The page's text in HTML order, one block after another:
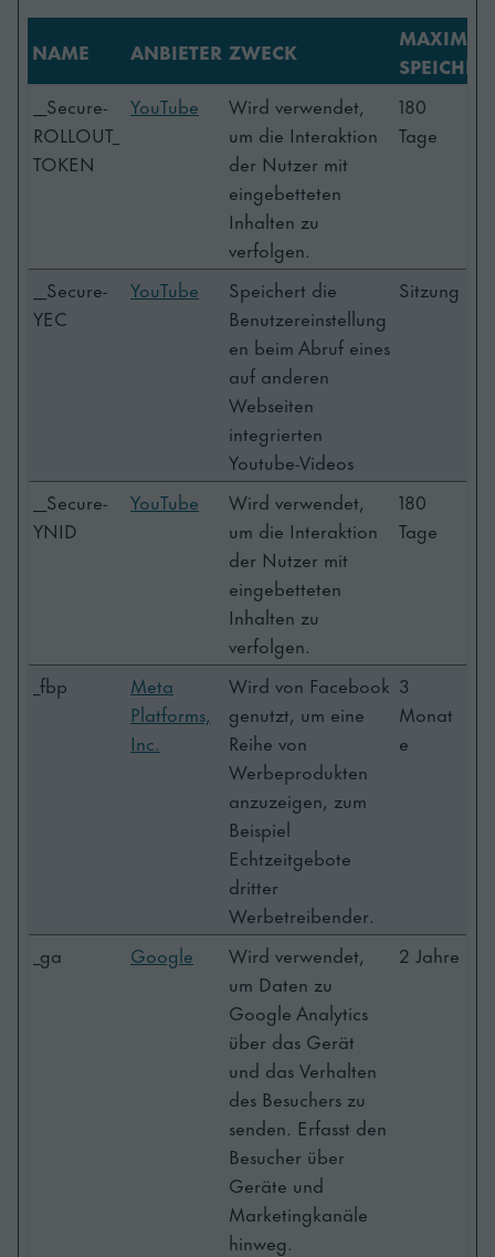
NAME ANBIETER ZWECK
__Secure-
ROLLOUT_
TOKEN
YouTube
Wird verwendet,
um die Interaktion
der Nutzer mit
eingebetteten
Inhalten zu
verfolgen.
180
Tage
__Secure-
YEC
YouTube
Speichert die
Benutzereinstellung
en beim Abruf eines
auf anderen
Webseiten
integrierten
Youtube-Videos
Sitzung
__Secure-
YNID
YouTube
Wird verwendet,
um die Interaktion
der Nutzer mit
eingebetteten
Inhalten zu
verfolgen.
180
Tage
_fbp
Meta
Platforms,
Inc.
Wird von Facebook
genutzt, um eine
Reihe von
Werbeprodukten
anzuzeigen, zum
Beispiel
Echtzeitgebote
dritter
Werbetreibender.
3
Monat
e
_ga Google
Wird verwendet,
um Daten zu
Google Analytics
über das Gerät
und das Verhalten
des Besuchers zu
senden. Erfasst den
Besucher über
Geräte und
Marketingkanäle
hinweg.
2 Jahre